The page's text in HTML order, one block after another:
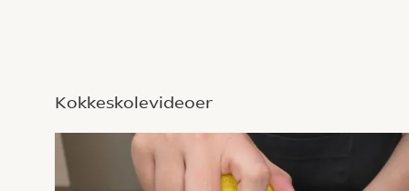
Kokkeskolevideoer